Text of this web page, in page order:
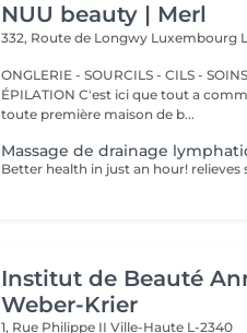
NUU beauty | Merl
332, Route de Longwy Luxembourg
ONGLERIE - SOURCILS - CILS -
ÉPILATION C'est ici que tout a commencé. Depuis 2022, Merl est la
toute première maison de b...
Massage de drainage
Institut de Beauté
Weber-Krier
1, Rue Philippe IIVille-Haute L-2340